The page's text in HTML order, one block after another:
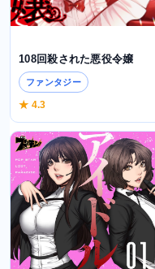
108回殺された悪役令嬢
ファンタジー
★ 4.3